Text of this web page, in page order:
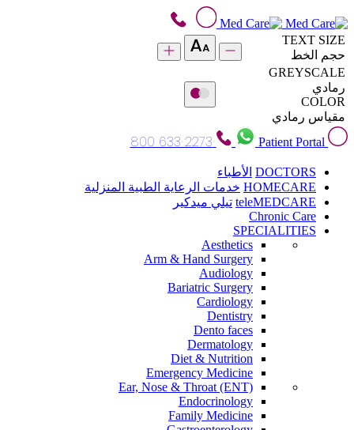
TEXT SIZE
حجم الخط
GREYSCALE
رمادي
COLOR
مقياس رمادي
Patient Portal
800 633 2273
DOCTORS الأطباء
HOMECARE خدمات الرعاية الطبية المنزلية
teleMEDCARE تيلي ميدكير
Chronic Care
SPECIALITIES
Aesthetics
Arm & Hand Surgery
Audiology
Bariatric Surgery
Cardiology
Dentistry
Dento faces
Dermatology
Diet & Nutrition
Emergency Medicine
Ear, Nose & Throat (ENT)
Endocrinology
Family Medicine